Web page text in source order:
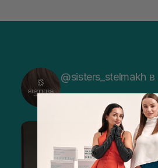
@sisters_stelmakh